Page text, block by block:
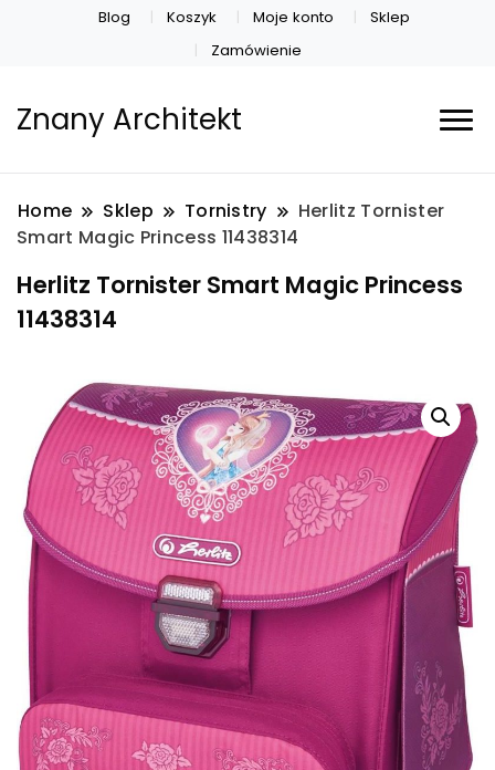
Blog Koszyk Moje konto
Sklep
Zamówienie
Znany Architekt
Home Sklep Tornistry
Herlitz Tornister
Smart Magic Princess 11438314
Herlitz Tornister Smart Magic Princess
11438314